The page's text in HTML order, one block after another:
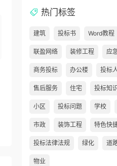
热门标签
建筑 投标书 Word教程
联盈网络 装修工程 应
商务投标 办公楼 投标
售后服务 住宅 投标知
小区 投标问题 学校
市政 装饰工程 特色快
投标法律法规 绿化 道
物业